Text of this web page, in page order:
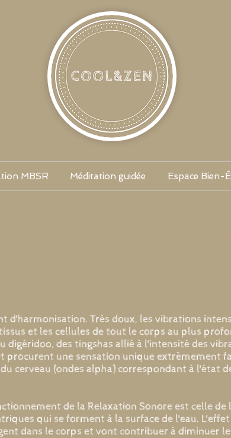
MBSR Méditation guidée Espace Bien-
d'harmonisation. Très doux, les vibrations
et les cellules de tout le corps au plus
digéridoo, des tingshas allié à l'intensité des
procurent une sensation unique extrêmement
cerveau (ondes alpha) correspondant à l'état
de la Relaxation Sonore est celle de
qui se forment à la surface de l'eau.
dans le corps et vont contribuer à diminuer